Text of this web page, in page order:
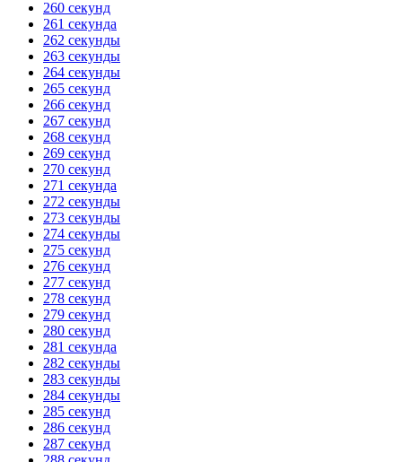
260 секунд
261 секунда
262 секунды
263 секунды
264 секунды
265 секунд
266 секунд
267 секунд
268 секунд
269 секунд
270 секунд
271 секунда
272 секунды
273 секунды
274 секунды
275 секунд
276 секунд
277 секунд
278 секунд
279 секунд
280 секунд
281 секунда
282 секунды
283 секунды
284 секунды
285 секунд
286 секунд
287 секунд